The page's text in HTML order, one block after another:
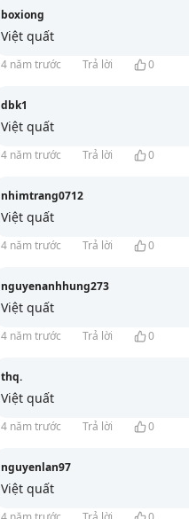
boxiong
Việt quất
4 năm trước Trả lời 0
dbk1
Việt quất
4 năm trước Trả lời 0
nhimtrang0712
Việt quất
4 năm trước Trả lời 0
nguyenanhhung273
Việt quất
4 năm trước Trả lời 0
thq.
Việt quất
4 năm trước Trả lời 0
nguyenlan97
Việt quất